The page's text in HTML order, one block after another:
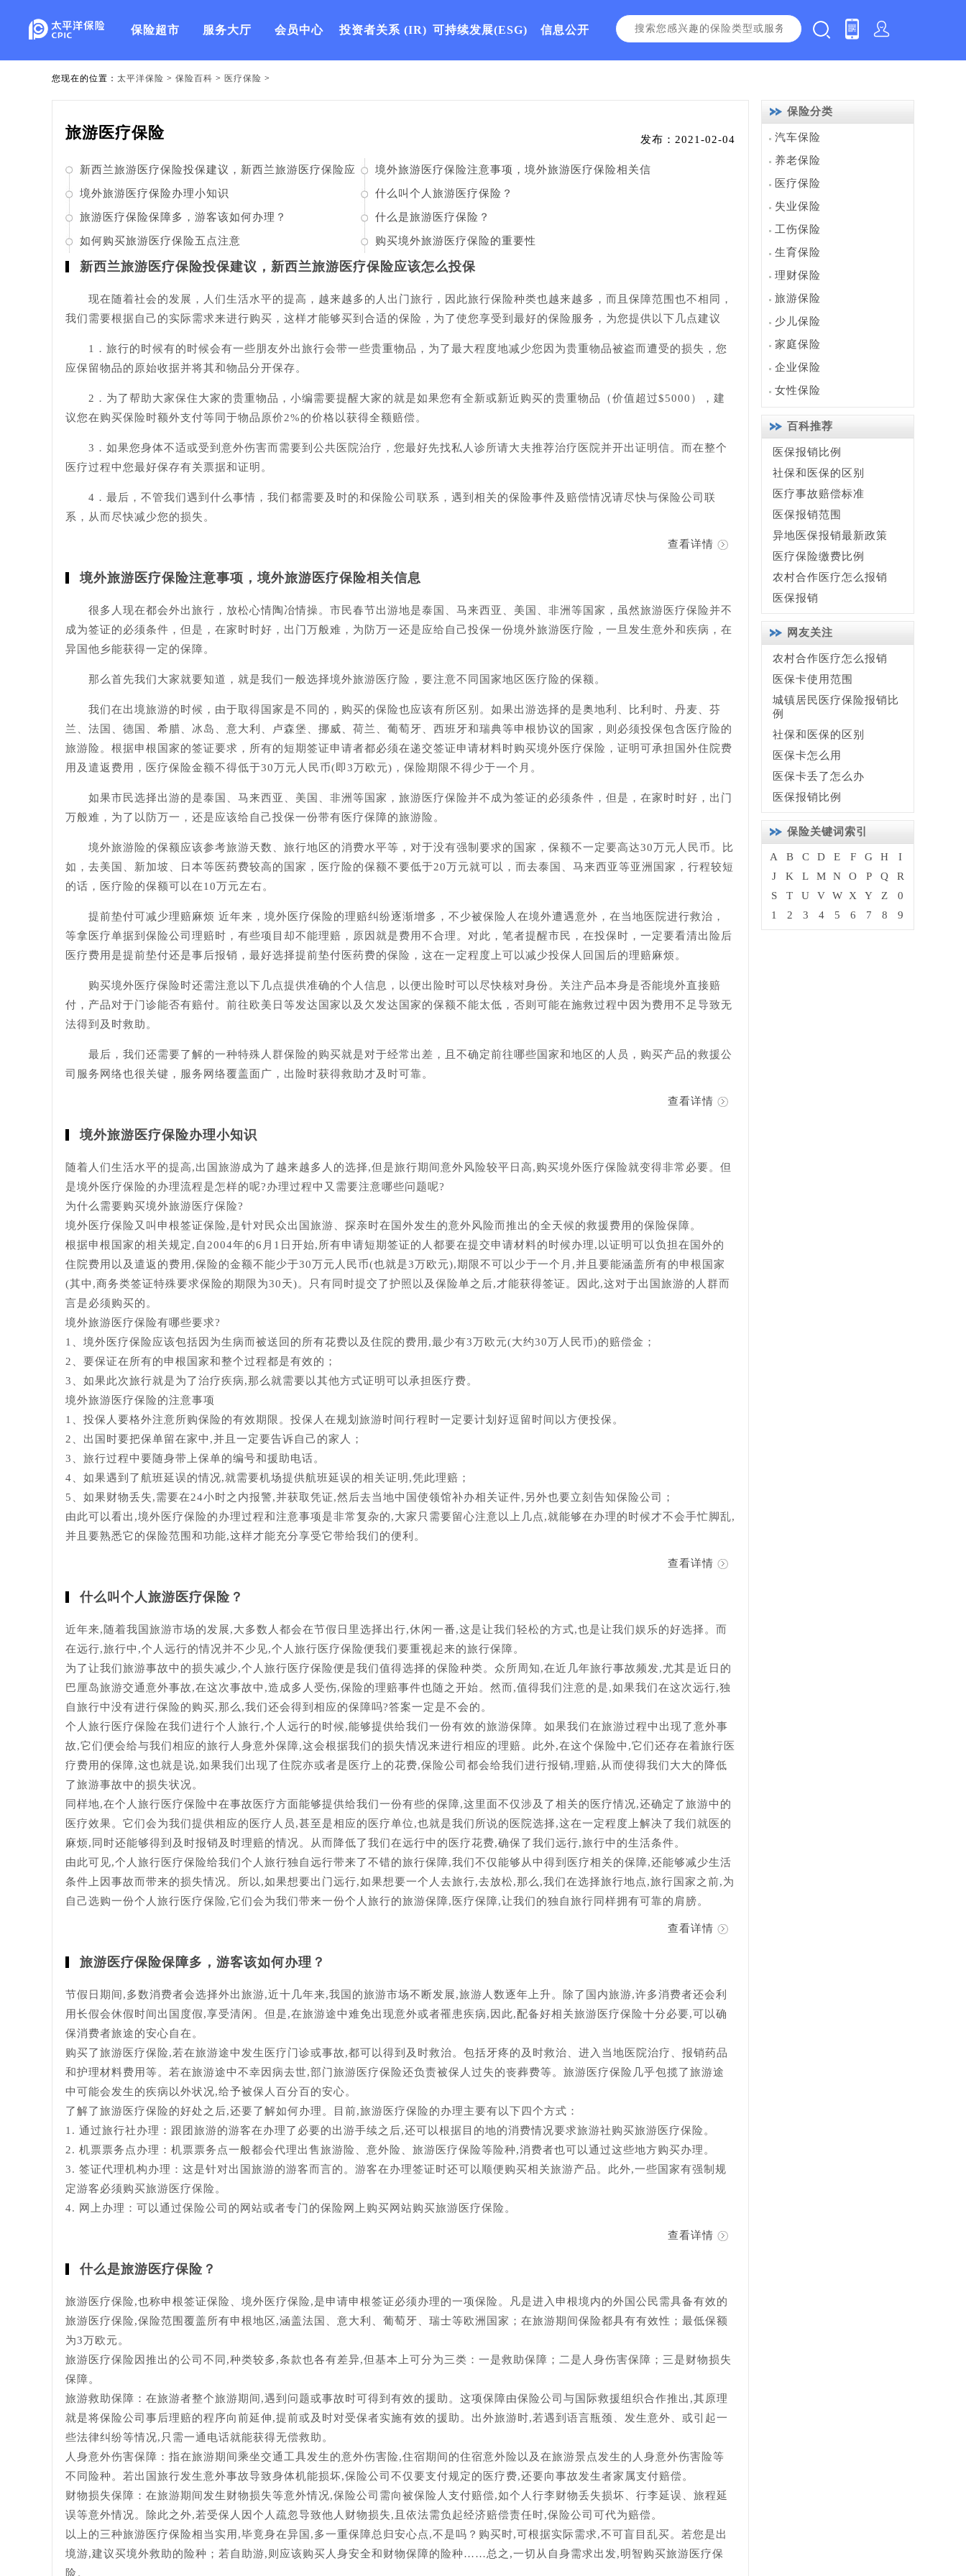
保险超市 服务大厅 会员中心 投资者关系 (IR) 可持续发展(ESG) 信息公开
您现在的位置： 太平洋保险 > 保险百科 > 医疗保险 >
旅游医疗保险
新西兰旅游医疗保险投保建议，新西兰旅游医疗保险应
该怎么投保
境外旅游医疗保险注意事项，境外旅游医疗保险相关信
息
境外旅游医疗保险办理小知识 什么叫个人旅游医疗保险？
旅游医疗保险保障多，游客该如何办理？ 什么是旅游医疗保险？
如何购买旅游医疗保险五点注意 购买境外旅游医疗保险的重要性
新西兰旅游医疗保险投保建议，新西兰旅游医疗保险应该怎么投保
现在随着社会的发展，人们生活水平的提高，越来越多的人出门旅行，因此旅行保险种类也越来越多，而且保障范围也不相同，
我们需要根据自己的实际需求来进行购买，这样才能够买到合适的保险，为了使您享受到最好的保险服务，为您提供以下几点建议
1．旅行的时候有的时候会有一些朋友外出旅行会带一些贵重物品，为了最大程度地减少您因为贵重物品被盗而遭受的损失，您
应保留物品的原始收据并将其和物品分开保存。
2．为了帮助大家保住大家的贵重物品，小编需要提醒大家的就是如果您有全新或新近购买的贵重物品（价值超过$5000），建
议您在购买保险时额外支付等同于物品原价2%的价格以获得全额赔偿。
3．如果您身体不适或受到意外伤害而需要到公共医院治疗，您最好先找私人诊所请大夫推荐治疗医院并开出证明信。而在整个
医疗过程中您最好保存有关票据和证明。
4．最后，不管我们遇到什么事情，我们都需要及时的和保险公司联系，遇到相关的保险事件及赔偿情况请尽快与保险公司联
系，从而尽快减少您的损失。
查看详情
境外旅游医疗保险注意事项，境外旅游医疗保险相关信息
很多人现在都会外出旅行，放松心情陶冶情操。市民春节出游地是泰国、马来西亚、美国、非洲等国家，虽然旅游医疗保险并不
成为签证的必须条件，但是，在家时时好，出门万般难，为防万一还是应给自己投保一份境外旅游医疗险，一旦发生意外和疾病，在
异国他乡能获得一定的保障。
那么首先我们大家就要知道，就是我们一般选择境外旅游医疗险，要注意不同国家地区医疗险的保额。
我们在出境旅游的时候，由于取得国家是不同的，购买的保险也应该有所区别。如果出游选择的是奥地利、比利时、丹麦、芬
兰、法国、德国、希腊、冰岛、意大利、卢森堡、挪威、荷兰、葡萄牙、西班牙和瑞典等申根协议的国家，则必须投保包含医疗险的
旅游险。根据申根国家的签证要求，所有的短期签证申请者都必须在递交签证申请材料时购买境外医疗保险，证明可承担国外住院费
用及遣返费用，医疗保险金额不得低于30万元人民币(即3万欧元)，保险期限不得少于一个月。
如果市民选择出游的是泰国、马来西亚、美国、非洲等国家，旅游医疗保险并不成为签证的必须条件，但是，在家时时好，出门
万般难，为了以防万一，还是应该给自己投保一份带有医疗保障的旅游险。
境外旅游险的保额应该参考旅游天数、旅行地区的消费水平等，对于没有强制要求的国家，保额不一定要高达30万元人民币。比
如，去美国、新加坡、日本等医药费较高的国家，医疗险的保额不要低于20万元就可以，而去泰国、马来西亚等亚洲国家，行程较短
的话，医疗险的保额可以在10万元左右。
提前垫付可减少理赔麻烦 近年来，境外医疗保险的理赔纠纷逐渐增多，不少被保险人在境外遭遇意外，在当地医院进行救治，
等拿医疗单据到保险公司理赔时，有些项目却不能理赔，原因就是费用不合理。对此，笔者提醒市民，在投保时，一定要看清出险后
医疗费用是提前垫付还是事后报销，最好选择提前垫付医药费的保险，这在一定程度上可以减少投保人回国后的理赔麻烦。
购买境外医疗保险时还需注意以下几点提供准确的个人信息，以便出险时可以尽快核对身份。关注产品本身是否能境外直接赔
付，产品对于门诊能否有赔付。前往欧美日等发达国家以及欠发达国家的保额不能太低，否则可能在施救过程中因为费用不足导致无
法得到及时救助。
最后，我们还需要了解的一种特殊人群保险的购买就是对于经常出差，且不确定前往哪些国家和地区的人员，购买产品的救援公
司服务网络也很关键，服务网络覆盖面广，出险时获得救助才及时可靠。
查看详情
境外旅游医疗保险办理小知识
随着人们生活水平的提高,出国旅游成为了越来越多人的选择,但是旅行期间意外风险较平日高,购买境外医疗保险就变得非常必要。但
是境外医疗保险的办理流程是怎样的呢?办理过程中又需要注意哪些问题呢?
为什么需要购买境外旅游医疗保险?
境外医疗保险又叫申根签证保险,是针对民众出国旅游、探亲时在国外发生的意外风险而推出的全天候的救援费用的保险保障。
根据申根国家的相关规定,自2004年的6月1日开始,所有申请短期签证的人都要在提交申请材料的时候办理,以证明可以负担在国外的
住院费用以及遣返的费用,保险的金额不能少于30万元人民币(也就是3万欧元),期限不可以少于一个月,并且要能涵盖所有的申根国家
(其中,商务类签证特殊要求保险的期限为30天)。只有同时提交了护照以及保险单之后,才能获得签证。因此,这对于出国旅游的人群而
言是必须购买的。
境外旅游医疗保险有哪些要求?
1、境外医疗保险应该包括因为生病而被送回的所有花费以及住院的费用,最少有3万欧元(大约30万人民币)的赔偿金；
2、要保证在所有的申根国家和整个过程都是有效的；
3、如果此次旅行就是为了治疗疾病,那么就需要以其他方式证明可以承担医疗费。
境外旅游医疗保险的注意事项
1、投保人要格外注意所购保险的有效期限。投保人在规划旅游时间行程时一定要计划好逗留时间以方便投保。
2、出国时要把保单留在家中,并且一定要告诉自己的家人；
3、旅行过程中要随身带上保单的编号和援助电话。
4、如果遇到了航班延误的情况,就需要机场提供航班延误的相关证明,凭此理赔；
5、如果财物丢失,需要在24小时之内报警,并获取凭证,然后去当地中国使领馆补办相关证件,另外也要立刻告知保险公司；
由此可以看出,境外医疗保险的办理过程和注意事项是非常复杂的,大家只需要留心注意以上几点,就能够在办理的时候才不会手忙脚乱,
并且要熟悉它的保险范围和功能,这样才能充分享受它带给我们的便利。
查看详情
什么叫个人旅游医疗保险？
近年来,随着我国旅游市场的发展,大多数人都会在节假日里选择出行,休闲一番,这是让我们轻松的方式,也是让我们娱乐的好选择。而
在远行,旅行中,个人远行的情况并不少见,个人旅行医疗保险便我们要重视起来的旅行保障。
为了让我们旅游事故中的损失减少,个人旅行医疗保险便是我们值得选择的保险种类。众所周知,在近几年旅行事故频发,尤其是近日的
巴厘岛旅游交通意外事故,在这次事故中,造成多人受伤,保险的理赔事件也随之开始。然而,值得我们注意的是,如果我们在这次远行,独
自旅行中没有进行保险的购买,那么,我们还会得到相应的保障吗?答案一定是不会的。
个人旅行医疗保险在我们进行个人旅行,个人远行的时候,能够提供给我们一份有效的旅游保障。如果我们在旅游过程中出现了意外事
故,它们便会给与我们相应的旅行人身意外保障,这会根据我们的损失情况来进行相应的理赔。此外,在这个保险中,它们还存在着旅行医
疗费用的保障,这也就是说,如果我们出现了住院亦或者是医疗上的花费,保险公司都会给我们进行报销,理赔,从而使得我们大大的降低
了旅游事故中的损失状况。
同样地,在个人旅行医疗保险中在事故医疗方面能够提供给我们一份有些的保障,这里面不仅涉及了相关的医疗情况,还确定了旅游中的
医疗效果。它们会为我们提供相应的医疗人员,甚至是相应的医疗单位,也就是我们所说的医院选择,这在一定程度上解决了我们就医的
麻烦,同时还能够得到及时报销及时理赔的情况。从而降低了我们在远行中的医疗花费,确保了我们远行,旅行中的生活条件。
由此可见,个人旅行医疗保险给我们个人旅行独自远行带来了不错的旅行保障,我们不仅能够从中得到医疗相关的保障,还能够减少生活
条件上因事故而带来的损失情况。所以,如果想要出门远行,如果想要一个人去旅行,去放松,那么,我们在选择旅行地点,旅行国家之前,为
自己选购一份个人旅行医疗保险,它们会为我们带来一份个人旅行的旅游保障,医疗保障,让我们的独自旅行同样拥有可靠的肩膀。
查看详情
旅游医疗保险保障多，游客该如何办理？
节假日期间,多数消费者会选择外出旅游,近十几年来,我国的旅游市场不断发展,旅游人数逐年上升。除了国内旅游,许多消费者还会利
用长假会休假时间出国度假,享受清闲。但是,在旅游途中难免出现意外或者罹患疾病,因此,配备好相关旅游医疗保险十分必要,可以确
保消费者旅途的安心自在。
购买了旅游医疗保险,若在旅游途中发生医疗门诊或事故,都可以得到及时救治。包括牙疼的及时救治、进入当地医院治疗、报销药品
和护理材料费用等。若在旅游途中不幸因病去世,部门旅游医疗保险还负责被保人过失的丧葬费等。旅游医疗保险几乎包揽了旅游途
中可能会发生的疾病以外状况,给予被保人百分百的安心。
了解了旅游医疗保险的好处之后,还要了解如何办理。目前,旅游医疗保险的办理主要有以下四个方式：
1. 通过旅行社办理：跟团旅游的游客在办理了必要的出游手续之后,还可以根据目的地的消费情况要求旅游社购买旅游医疗保险。
2. 机票票务点办理：机票票务点一般都会代理出售旅游险、意外险、旅游医疗保险等险种,消费者也可以通过这些地方购买办理。
3. 签证代理机构办理：这是针对出国旅游的游客而言的。游客在办理签证时还可以顺便购买相关旅游产品。此外,一些国家有强制规
定游客必须购买旅游医疗保险。
4. 网上办理：可以通过保险公司的网站或者专门的保险网上购买网站购买旅游医疗保险。
查看详情
什么是旅游医疗保险？
旅游医疗保险,也称申根签证保险、境外医疗保险,是申请申根签证必须办理的一项保险。凡是进入申根境内的外国公民需具备有效的
旅游医疗保险,保险范围覆盖所有申根地区,涵盖法国、意大利、葡萄牙、瑞士等欧洲国家；在旅游期间保险都具有有效性；最低保额
为3万欧元。
旅游医疗保险因推出的公司不同,种类较多,条款也各有差异,但基本上可分为三类：一是救助保障；二是人身伤害保障；三是财物损失
保障。
旅游救助保障：在旅游者整个旅游期间,遇到问题或事故时可得到有效的援助。这项保障由保险公司与国际救援组织合作推出,其原理
就是将保险公司事后理赔的程序向前延伸,提前或及时对受保者实施有效的援助。出外旅游时,若遇到语言瓶颈、发生意外、或引起一
些法律纠纷等情况,只需一通电话就能获得无偿救助。
人身意外伤害保障：指在旅游期间乘坐交通工具发生的意外伤害险,住宿期间的住宿意外险以及在旅游景点发生的人身意外伤害险等
不同险种。若出国旅行发生意外事故导致身体机能损坏,保险公司不仅要支付规定的医疗费,还要向事故发生者家属支付赔偿。
财物损失保障：在旅游期间发生财物损失等意外情况,保险公司需向被保险人支付赔偿,如个人行李财物丢失损坏、行李延误、旅程延
误等意外情况。除此之外,若受保人因个人疏忽导致他人财物损失,且依法需负起经济赔偿责任时,保险公司可代为赔偿。
以上的三种旅游医疗保险相当实用,毕竟身在异国,多一重保障总归安心点,不是吗？购买时,可根据实际需求,不可盲目乱买。若您是出
境游,建议买境外救助的险种；若自助游,则应该购买人身安全和财物保障的险种……总之,一切从自身需求出发,明智购买旅游医疗保
险。
发布：2021-02-04
保险分类
汽车保险
养老保险
医疗保险
失业保险
工伤保险
生育保险
理财保险
旅游保险
少儿保险
家庭保险
企业保险
女性保险
百科推荐
医保报销比例
社保和医保的区别
医疗事故赔偿标准
医保报销范围
异地医保报销最新政策
医疗保险缴费比例
农村合作医疗怎么报销
医保报销
网友关注
农村合作医疗怎么报销
医保卡使用范围
城镇居民医疗保险报销比
例
社保和医保的区别
医保卡怎么用
医保卡丢了怎么办
医保报销比例
保险关键词索引
A B C D E F G H
I
J
K L M N O P Q
R
S
T U V W X Y Z
0
1
2 3 4 5 6 7 8 9